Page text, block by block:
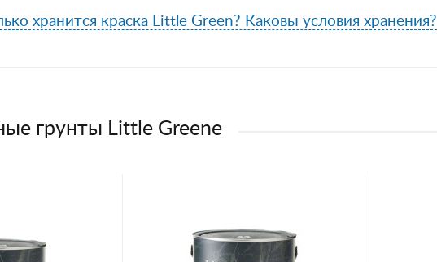
хранится краска Little Green? Каковы условия хранения?
грунты Little Greene